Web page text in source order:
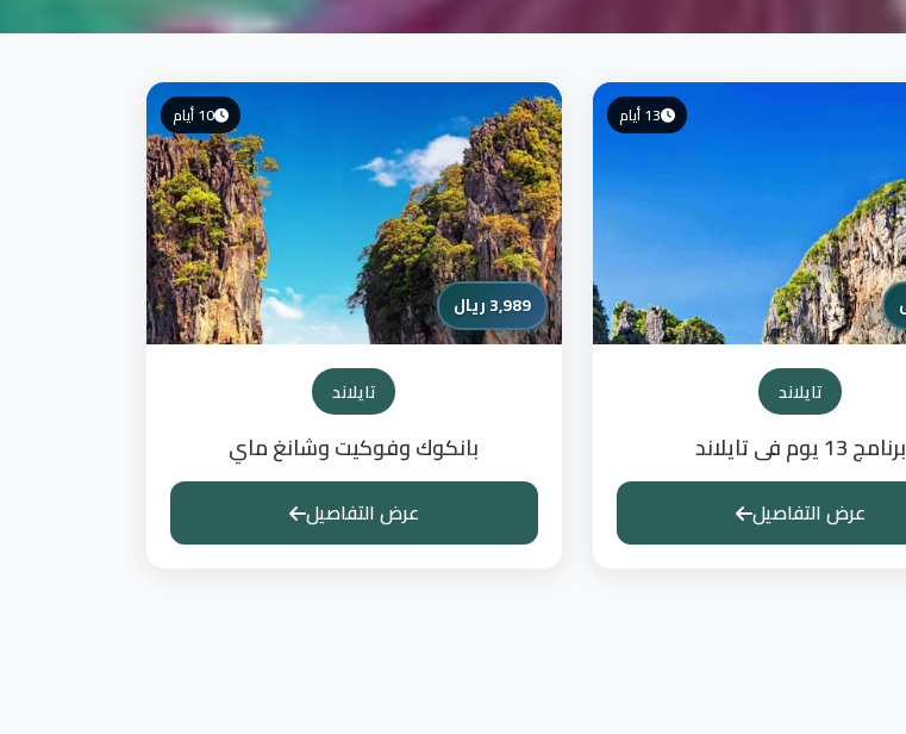
13 أيام
تايلاند
برنامج 13 يوم فى تايلاند
عرض التفاصيل
10 أيام
3,989 ريال
تايلاند
بانكوك وفوكيت وشانغ ماي
عرض التفاصيل